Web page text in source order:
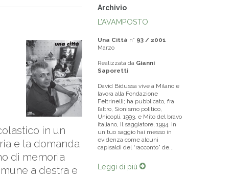
in un
e la domanda
di memoria
a destra e
Archivio
L’AVAMPOSTO
Una Città n° 93 / 2001
Marzo
Realizzata da Gianni
Saporetti
David Bidussa vive a Milano e
lavora alla Fondazione
Feltrinelli; ha pubblicato, fra
l’altro, Sionismo politico,
Unicopli, 1993, e Mito del bravo
italiano, Il saggiatore, 1994. In
un tuo saggio hai messo in
evidenza come alcuni
capisaldi del “racconto” de...
Leggi di più